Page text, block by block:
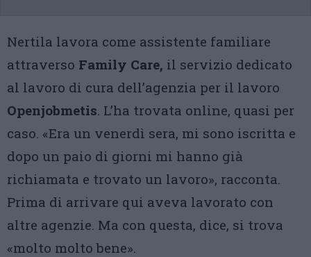
Nertila lavora come assistente familiare
attraverso Family Care, il servizio dedicato
al lavoro di cura dell’agenzia per il lavoro
Openjobmetis. L’ha trovata online, quasi per
caso. «Era un venerdì sera, mi sono iscritta e
dopo un paio di giorni mi hanno già
richiamata e trovato un lavoro», racconta.
Prima di arrivare qui aveva lavorato con
altre agenzie. Ma con questa, dice, si trova
«molto molto bene».